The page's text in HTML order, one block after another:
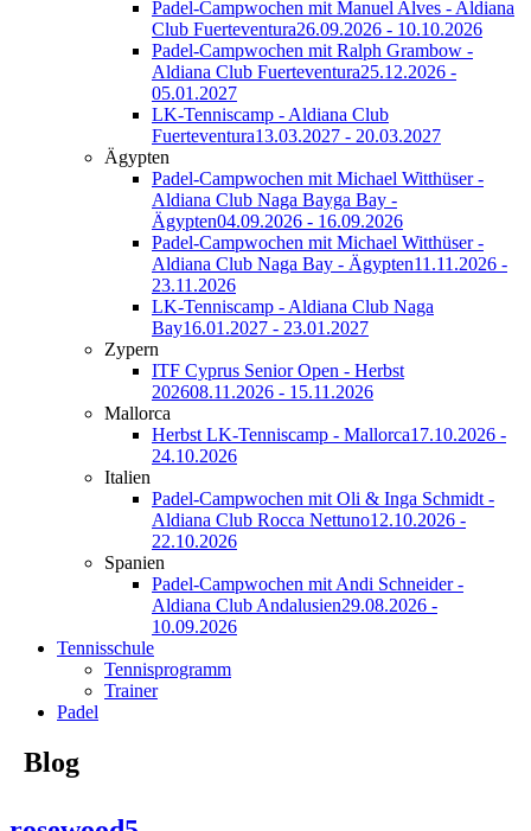
Padel-Campwochen mit Manuel Alves - Aldiana
Club Fuerteventura26.09.2026 - 10.10.2026
Padel-Campwochen mit Ralph Grambow -
Aldiana Club Fuerteventura25.12.2026 -
05.01.2027
LK-Tenniscamp - Aldiana Club
Fuerteventura13.03.2027 - 20.03.2027
Ägypten
Padel-Campwochen mit Michael Witthüser -
Aldiana Club Naga Bayga Bay -
Ägypten04.09.2026 - 16.09.2026
Padel-Campwochen mit Michael Witthüser -
Aldiana Club Naga Bay - Ägypten11.11.2026 -
23.11.2026
LK-Tenniscamp - Aldiana Club Naga
Bay16.01.2027 - 23.01.2027
Zypern
ITF Cyprus Senior Open - Herbst
202608.11.2026 - 15.11.2026
Mallorca
Herbst LK-Tenniscamp - Mallorca17.10.2026 -
24.10.2026
Italien
Padel-Campwochen mit Oli & Inga Schmidt -
Aldiana Club Rocca Nettuno12.10.2026 -
22.10.2026
Spanien
Padel-Campwochen mit Andi Schneider -
Aldiana Club Andalusien29.08.2026 -
10.09.2026
Tennisschule
Tennisprogramm
Trainer
Padel
Blog